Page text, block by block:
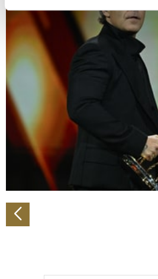
bestimmten Merkmalen
Erfahren Sie mehr darüber, wie
verarbeitet werden, und legen Sie
Abschnitt Einzelheiten
Wir verwenden Cookies, um
personalisieren, Funktionen für
zu können und die Zugriffe auf
analysieren. Außerdem geben wir
Verwendung unserer Website an
soziale Medien, Werbung und
Partner führen diese
haben oder die sie im Rahmen
gesammelt haben.